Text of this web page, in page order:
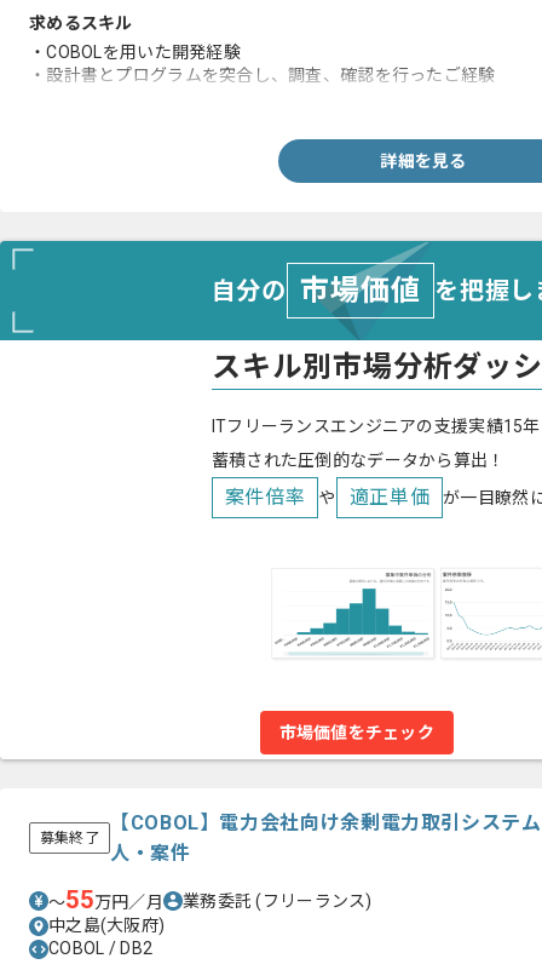
求めるスキル
・COBOLを用いた開発経験
・設計書とプログラムを突合し、調査、確認を行ったご経験
詳細を見る
自分の 市場価値 を把握
スキル別市場分析ダッ
ITフリーランスエンジニアの支援実績15
蓄積された圧倒的なデータから算出！
案件倍率 や 適正単価 が一目瞭然
市場価値をチェック
募集終了
【COBOL】電力会社向け余剰電力取引システ
人・案件
〜55万円／月 業務委託(フリーランス)
中之島(大阪府)
COBOL / DB2